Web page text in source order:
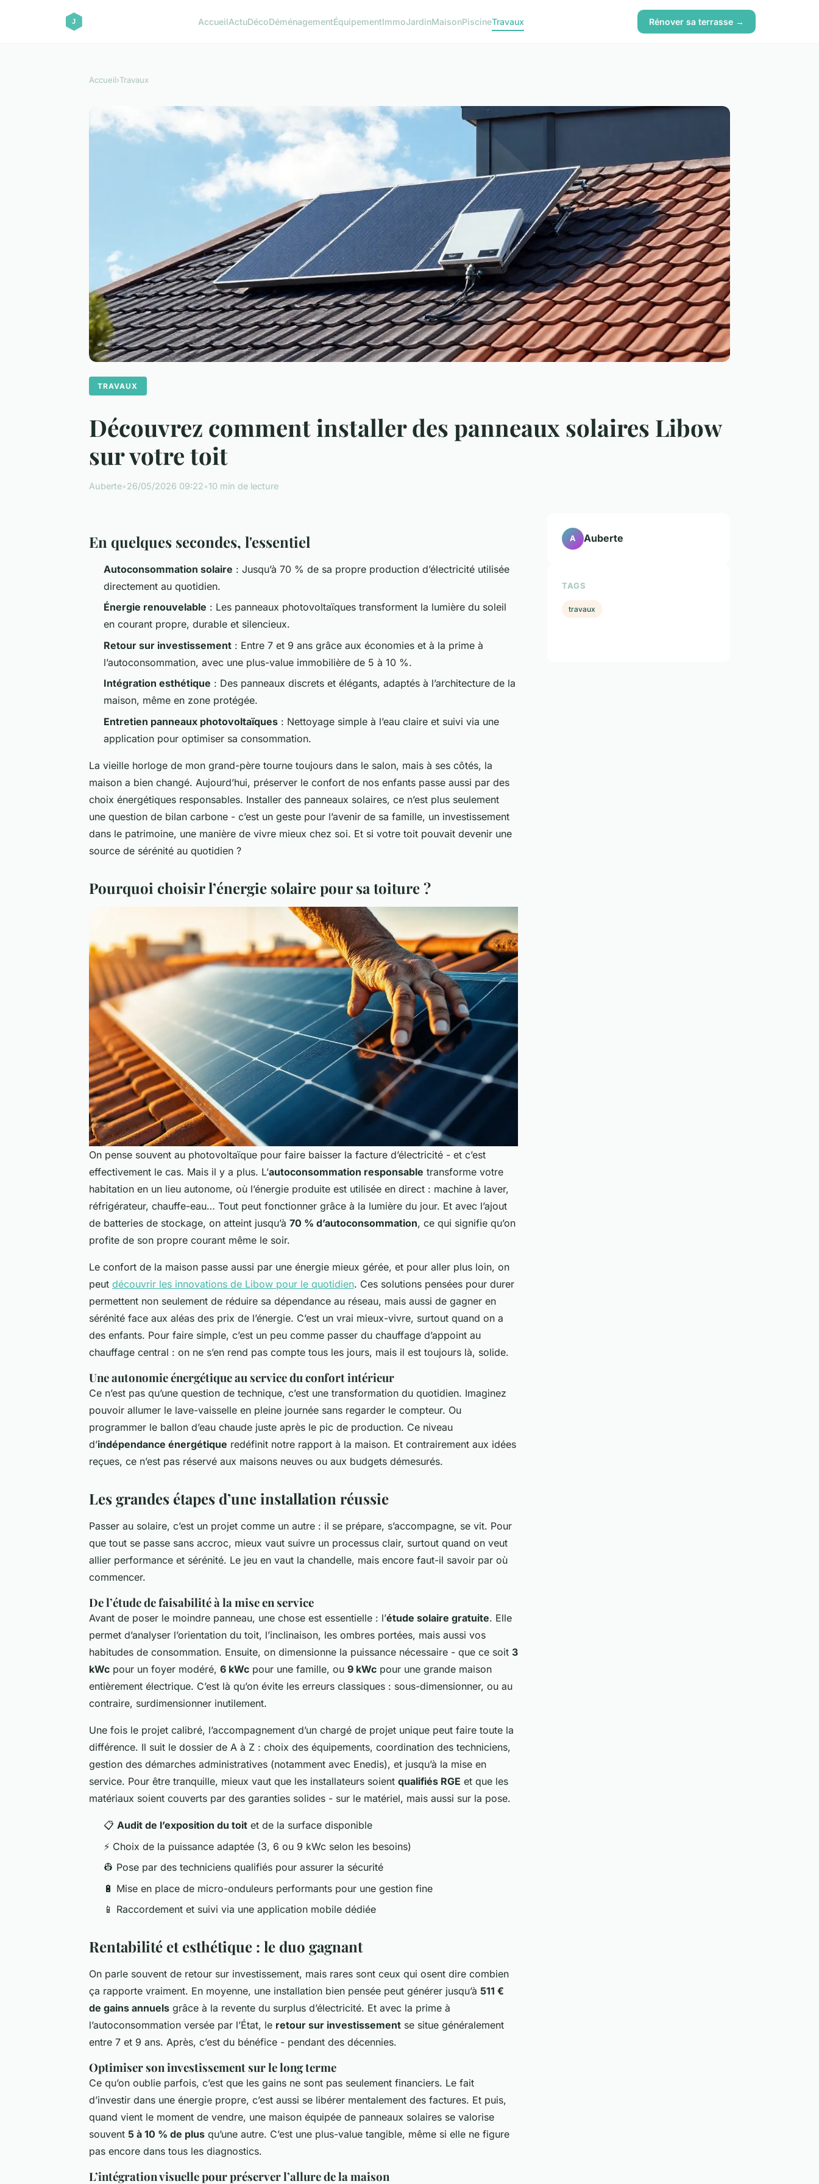
AccueilActuDécoDéménagementÉquipementImmoJardinMaisonPiscineTravaux Rénover sa terrasse →
Accueil›Travaux
TRAVAUX
Découvrez comment installer des panneaux solaires Libow
sur votre toit
Auberte•26/05/2026 09:22•10 min de lecture
En quelques secondes, l'essentiel
Autoconsommation solaire : Jusqu’à 70 % de sa propre production d’électricité utilisée
directement au quotidien.
Énergie renouvelable : Les panneaux photovoltaïques transforment la lumière du soleil
en courant propre, durable et silencieux.
Retour sur investissement : Entre 7 et 9 ans grâce aux économies et à la prime à
l’autoconsommation, avec une plus-value immobilière de 5 à 10 %.
Intégration esthétique : Des panneaux discrets et élégants, adaptés à l’architecture de la
maison, même en zone protégée.
Entretien panneaux photovoltaïques : Nettoyage simple à l’eau claire et suivi via une
application pour optimiser sa consommation.
La vieille horloge de mon grand-père tourne toujours dans le salon, mais à ses côtés, la
maison a bien changé. Aujourd’hui, préserver le confort de nos enfants passe aussi par des
choix énergétiques responsables. Installer des panneaux solaires, ce n’est plus seulement
une question de bilan carbone - c’est un geste pour l’avenir de sa famille, un investissement
dans le patrimoine, une manière de vivre mieux chez soi. Et si votre toit pouvait devenir une
source de sérénité au quotidien ?
Pourquoi choisir l’énergie solaire pour sa toiture ?
On pense souvent au photovoltaïque pour faire baisser la facture d’électricité - et c’est
effectivement le cas. Mais il y a plus. L’autoconsommation responsable transforme votre
habitation en un lieu autonome, où l’énergie produite est utilisée en direct : machine à laver,
réfrigérateur, chauffe-eau… Tout peut fonctionner grâce à la lumière du jour. Et avec l’ajout
de batteries de stockage, on atteint jusqu’à 70 % d’autoconsommation, ce qui signifie qu’on
profite de son propre courant même le soir.
Le confort de la maison passe aussi par une énergie mieux gérée, et pour aller plus loin, on
peut découvrir les innovations de Libow pour le quotidien. Ces solutions pensées pour durer
permettent non seulement de réduire sa dépendance au réseau, mais aussi de gagner en
sérénité face aux aléas des prix de l’énergie. C’est un vrai mieux-vivre, surtout quand on a
des enfants. Pour faire simple, c’est un peu comme passer du chauffage d’appoint au
chauffage central : on ne s’en rend pas compte tous les jours, mais il est toujours là, solide.
Une autonomie énergétique au service du confort intérieur
Ce n’est pas qu’une question de technique, c’est une transformation du quotidien. Imaginez
pouvoir allumer le lave-vaisselle en pleine journée sans regarder le compteur. Ou
programmer le ballon d’eau chaude juste après le pic de production. Ce niveau
d’indépendance énergétique redéfinit notre rapport à la maison. Et contrairement aux idées
reçues, ce n’est pas réservé aux maisons neuves ou aux budgets démesurés.
Les grandes étapes d’une installation réussie
Passer au solaire, c’est un projet comme un autre : il se prépare, s’accompagne, se vit. Pour
que tout se passe sans accroc, mieux vaut suivre un processus clair, surtout quand on veut
allier performance et sérénité. Le jeu en vaut la chandelle, mais encore faut-il savoir par où
commencer.
De l’étude de faisabilité à la mise en service
Avant de poser le moindre panneau, une chose est essentielle : l’étude solaire gratuite. Elle
permet d’analyser l’orientation du toit, l’inclinaison, les ombres portées, mais aussi vos
habitudes de consommation. Ensuite, on dimensionne la puissance nécessaire - que ce soit 3
kWc pour un foyer modéré, 6 kWc pour une famille, ou 9 kWc pour une grande maison
entièrement électrique. C’est là qu’on évite les erreurs classiques : sous-dimensionner, ou au
contraire, surdimensionner inutilement.
Une fois le projet calibré, l’accompagnement d’un chargé de projet unique peut faire toute la
différence. Il suit le dossier de A à Z : choix des équipements, coordination des techniciens,
gestion des démarches administratives (notamment avec Enedis), et jusqu’à la mise en
service. Pour être tranquille, mieux vaut que les installateurs soient qualifiés RGE et que les
matériaux soient couverts par des garanties solides - sur le matériel, mais aussi sur la pose.
📋 Audit de l’exposition du toit et de la surface disponible
⚡ Choix de la puissance adaptée (3, 6 ou 9 kWc selon les besoins)
👷 Pose par des techniciens qualifiés pour assurer la sécurité
🔋 Mise en place de micro-onduleurs performants pour une gestion fine
📱 Raccordement et suivi via une application mobile dédiée
Rentabilité et esthétique : le duo gagnant
On parle souvent de retour sur investissement, mais rares sont ceux qui osent dire combien
ça rapporte vraiment. En moyenne, une installation bien pensée peut générer jusqu’à 511 €
de gains annuels grâce à la revente du surplus d’électricité. Et avec la prime à
l’autoconsommation versée par l’État, le retour sur investissement se situe généralement
entre 7 et 9 ans. Après, c’est du bénéfice - pendant des décennies.
Optimiser son investissement sur le long terme
Ce qu’on oublie parfois, c’est que les gains ne sont pas seulement financiers. Le fait
d’investir dans une énergie propre, c’est aussi se libérer mentalement des factures. Et puis,
quand vient le moment de vendre, une maison équipée de panneaux solaires se valorise
souvent 5 à 10 % de plus qu’une autre. C’est une plus-value tangible, même si elle ne figure
pas encore dans tous les diagnostics.
L’intégration visuelle pour préserver l’allure de la maison
A Auberte
TAGS
travaux